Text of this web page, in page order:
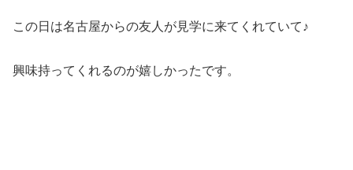
この日は名古屋からの友人が見学に来てくれていて♪
興味持ってくれるのが嬉しかったです。